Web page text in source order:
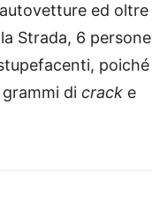
ed oltre
Strada, 6 persone
poiché
grammi di crack e